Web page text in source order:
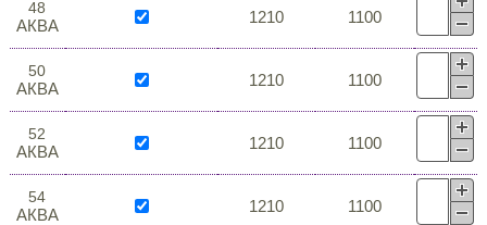
48
АКВА 1210 1100
50
АКВА 1210 1100
52
АКВА 1210 1100
54
АКВА 1210 1100